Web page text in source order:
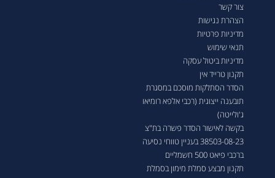
צור קשר
הצהרת נגישות
מדיניות פרטיות
תנאי שימוש
מדיניות ביטול עסקה
תקנון טרייד אין
הסדר הסתלקות מוסכם במסגרת
תובענה ייצוגית (רכבי אלפא רומיאו
ג'ולייטה)
בקשה לאישור הסדר פשרה בת"צ
38503-08-23 בעניין טווחי נסיעה
ברכבי פיאט 500 חשמליים
תקנון מבצע סמלת מימון בסמלת